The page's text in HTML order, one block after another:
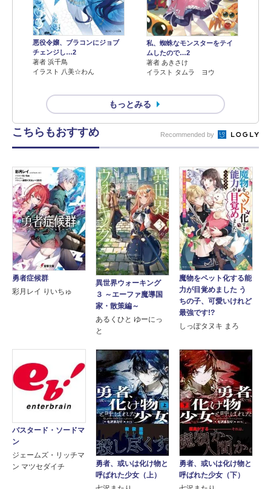
悪役令嬢、ブラコンにジョブ
チェンジし…2
著者 浜千鳥
イラスト 八美☆わん
私、蜘蛛なモンスターをテイ
ムしたので…2
著者 あきさけ
イラスト タムラ ヨウ
もっとみる
こちらもおすすめ Recommended by
勇者症候群
彩月レイ りいちゅ
異世界ウォーキング
３ ～エーファ魔導国
家・散策編～
あるくひと ゆーにっ
と
魔物をペット化する能
力が目覚めました う
ちの子、可愛いけれど
最強です!?
しっぽタヌキ まろ
バスタード・ソードマ
ン
ジェームズ・リッチマ
ン マツセダイチ
勇者、或いは化け物と
呼ばれた少女（上）
勇者、或いは化け物と
呼ばれた少女（下）